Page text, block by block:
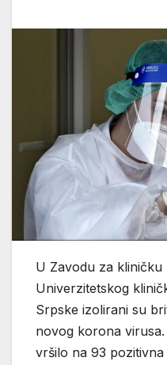
U Zavodu za kliničku
Univerzitetskog
Srpske izolirani su
novog korona
vršilo na 93